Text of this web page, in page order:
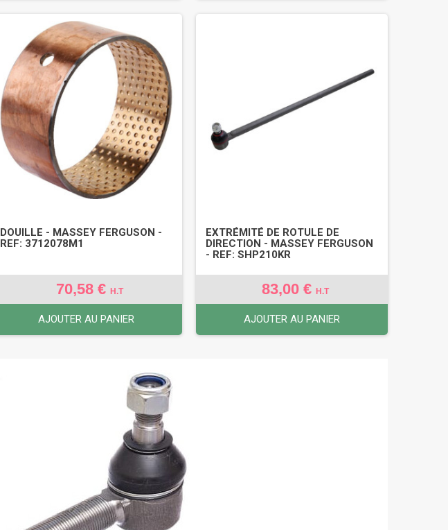
DOUILLE - MASSEY FERGUSON -
REF: 3712078M1
70,58 €H.T
AJOUTER AU PANIER
EXTRÉMITÉ DE ROTULE DE
DIRECTION - MASSEY FERGUSON
- REF: SHP210KR
83,00 €H.T
AJOUTER AU PANIER